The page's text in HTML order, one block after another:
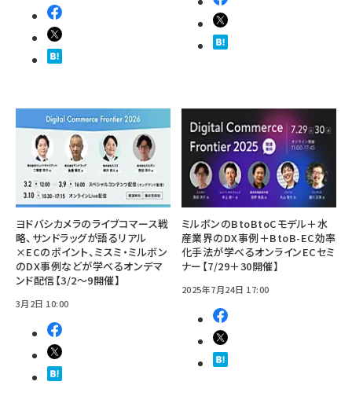
ヨドバシカメラのライブコマース戦
略、サンドラッグが語るリアル
×ECのポイント、ミスミ・ミルボン
のDX事例などが学べるオンデマ
ンド配信【3/2～9開催】
3月2日 10:00
ミルボンのBtoBtoCモデル＋水
産業界のDX事例＋BtoB-EC効率
化手法が学べるオンラインECセミ
ナー【7/29＋30開催】
2025年7月24日 17:00